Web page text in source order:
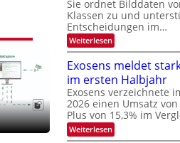
h
T
a
l
k
e
r
V
I
S
I
O
N
2
0
u
E
l
e
k
t
r
o
n
i
Sie ordnet Bilddaten
Klassen zu und
Entscheidungen im…
Weiterlesen:
W
n
n
d
i
e
K
I
m
Exosens meldet
im ersten Halbjahr
Exosens verzeichnete
2026 einen Umsatz
Plus von 15,3% im
Weiterlesen:
E